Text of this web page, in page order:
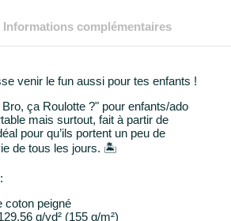
Informations complémentaires
venir le fun aussi pour tes enfants !
ça Roulotte ?" pour enfants/ado
mais surtout, fait à partir de
pour qu’ils portent un peu de
de tous les jours. 🏝
coton peigné
g/yd² (155 g/m²)